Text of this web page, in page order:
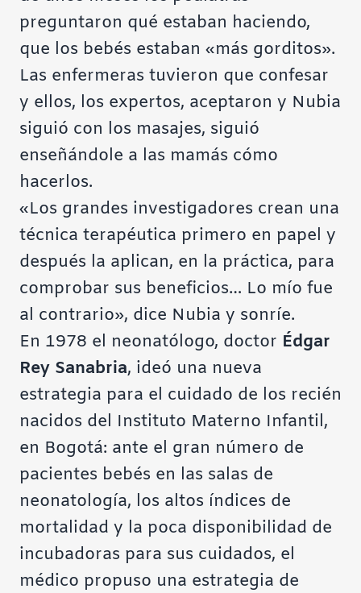
preguntaron qué estaban haciendo,
que los bebés estaban «más gorditos».
Las enfermeras tuvieron que confesar
y ellos, los expertos, aceptaron y Nubia
siguió con los masajes, siguió
enseñándole a las mamás cómo
hacerlos.
«Los grandes investigadores crean una
técnica terapéutica primero en papel y
después la aplican, en la práctica, para
comprobar sus beneficios… Lo mío fue
al contrario», dice Nubia y sonríe.
En 1978 el neonatólogo, doctor Édgar
Rey Sanabria, ideó una nueva
estrategia para el cuidado de los recién
nacidos del Instituto Materno Infantil,
en Bogotá: ante el gran número de
pacientes bebés en las salas de
neonatología, los altos índices de
mortalidad y la poca disponibilidad de
incubadoras para sus cuidados, el
médico propuso una estrategia de